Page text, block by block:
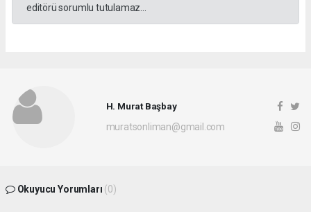
editörü sorumlu tutulamaz...
H. Murat Başbay
muratsonliman@gmail.com
Okuyucu Yorumları (0)